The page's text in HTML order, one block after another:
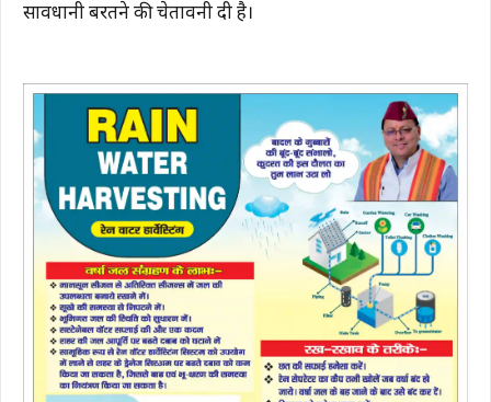
सावधानी बरतने की चेतावनी दी है।